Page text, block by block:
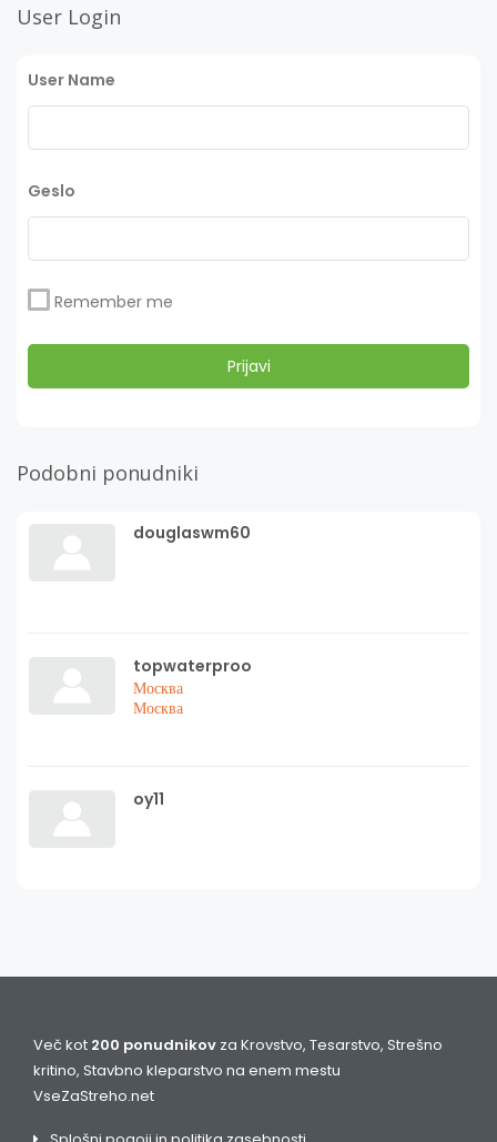
User Login
User Name
Geslo
Remember me
Podobni ponudniki
douglaswm60
topwaterproo
Москва
Москва
oy11
Več kot 200 ponudnikov za Krovstvo, Tesarstvo, Strešno
kritino, Stavbno kleparstvo na enem mestu
VseZaStreho.net